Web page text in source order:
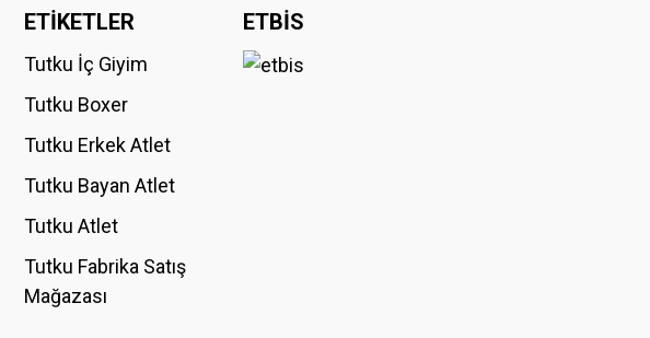
ETİKETLER
Tutku İç Giyim
Tutku Boxer
Tutku Erkek Atlet
Tutku Bayan Atlet
Tutku Atlet
Tutku Fabrika Satış
Mağazası
ETBİS